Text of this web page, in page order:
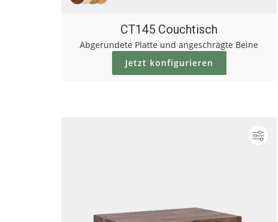
CT145 Couchtisch
Abgerundete Platte und angeschrägte Beine
Jetzt konfigurieren